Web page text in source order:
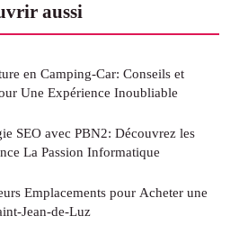
aussi
en Camping-Car: Conseils et
Une Expérience Inoubliable
SEO avec PBN2: Découvrez les
La Passion Informatique
Emplacements pour Acheter une
Jean-de-Luz